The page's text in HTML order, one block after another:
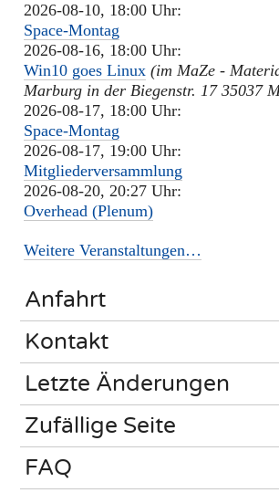
2026-08-10, 18:00 Uhr:
Space-Montag
2026-08-16, 18:00 Uhr:
Win10 goes Linux (im MaZe -
Marburg in der Biegenstr. 17 35037
2026-08-17, 18:00 Uhr:
Space-Montag
2026-08-17, 19:00 Uhr:
Mitgliederversammlung
2026-08-20, 20:27 Uhr:
Overhead (Plenum)
Weitere Veranstaltungen…
Anfahrt
Kontakt
Letzte Änderungen
Zufällige Seite
FAQ